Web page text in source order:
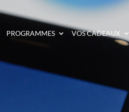
PROGRAMMES VOS CADEAUX